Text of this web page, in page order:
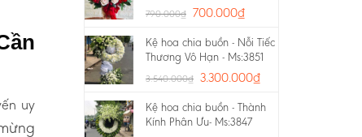
uy
790.000₫ 700.000₫
Kệ hoa chia buồn - Nỗi Tiếc
Thương Vô Hạn - Ms:3851
3.540.000₫ 3.300.000₫
Kệ hoa chia buồn - Thành
Kính Phân Ưu- Ms:3847